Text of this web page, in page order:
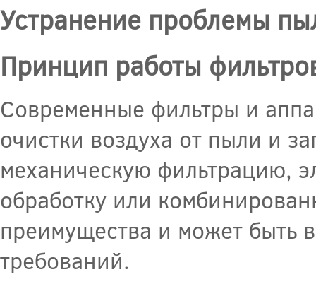
Устранение проблемы
Принцип работы
Современные фильтры и
очистки воздуха от пыли и
механическую фильтрацию,
обработку или
преимущества и может быть
требований.